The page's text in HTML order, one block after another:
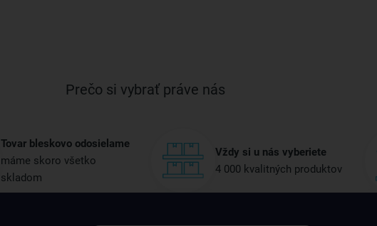
Prečo si vybrať práve nás
Tovar bleskovo odosielame
máme skoro všetko
skladom
Vždy si u nás vyberiete
4 000 kvalitných produktov